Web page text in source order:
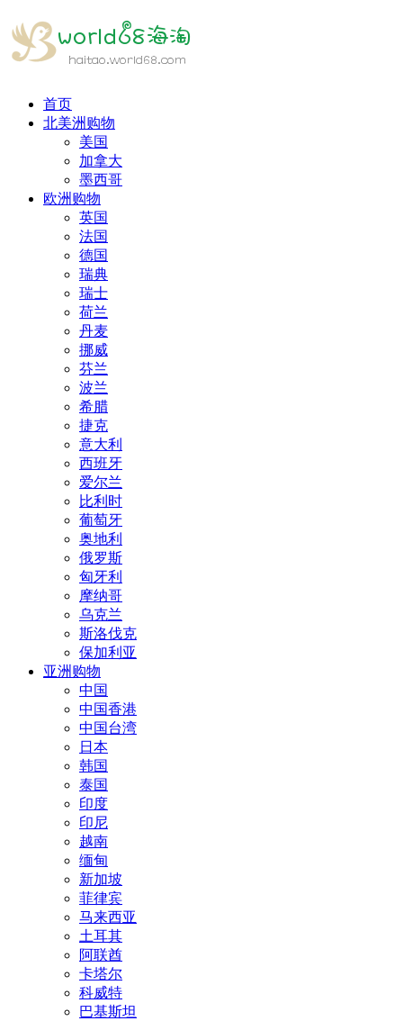
首页
北美洲购物
美国
加拿大
墨西哥
欧洲购物
英国
法国
德国
瑞典
瑞士
荷兰
丹麦
挪威
芬兰
波兰
希腊
捷克
意大利
西班牙
爱尔兰
比利时
葡萄牙
奥地利
俄罗斯
匈牙利
摩纳哥
乌克兰
斯洛伐克
保加利亚
亚洲购物
中国
中国香港
中国台湾
日本
韩国
泰国
印度
印尼
越南
缅甸
新加坡
菲律宾
马来西亚
土耳其
阿联酋
卡塔尔
科威特
巴基斯坦